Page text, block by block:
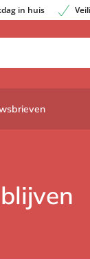
in huis